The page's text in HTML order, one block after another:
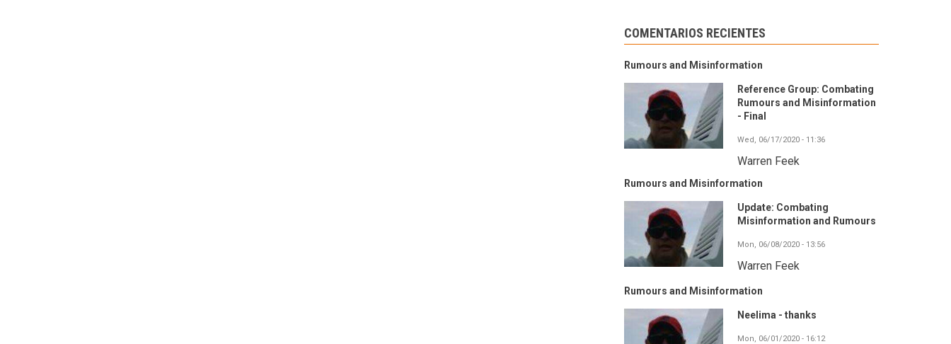
COMENTARIOS RECIENTES
Rumours and Misinformation
Reference Group: Combating
Rumours and Misinformation
- Final
Wed, 06/17/2020 - 11:36
Warren Feek
Rumours and Misinformation
Update: Combating
Misinformation and Rumours
Mon, 06/08/2020 - 13:56
Warren Feek
Rumours and Misinformation
Neelima - thanks
Mon, 06/01/2020 - 16:12